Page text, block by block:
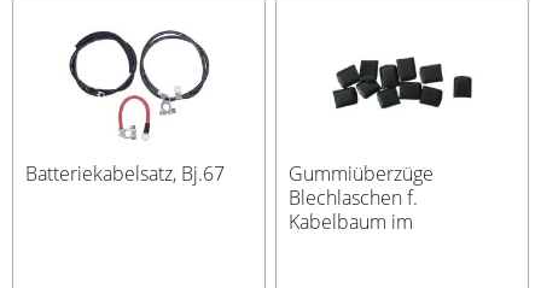
Batteriekabelsatz, Bj.67
Gummiüberzüge
Blechlaschen f.
Kabelbaum im